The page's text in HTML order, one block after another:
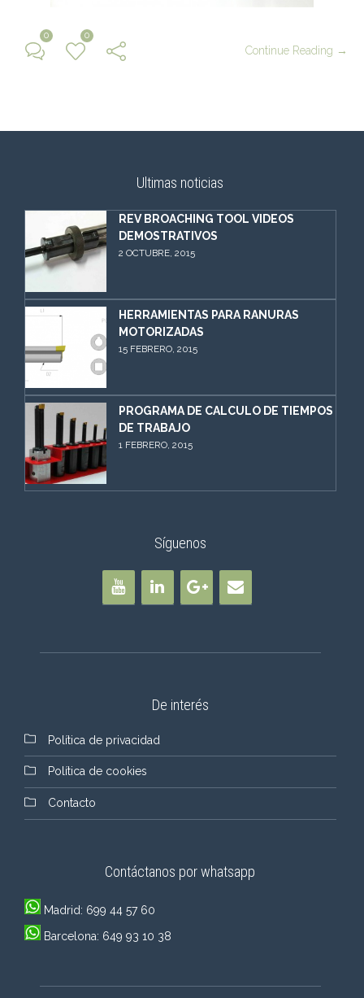
0 0
Continue Reading →
Ultimas noticias
REV BROACHING TOOL VIDEOS
DEMOSTRATIVOS
2 OCTUBRE, 2015
HERRAMIENTAS PARA RANURAS
MOTORIZADAS
15 FEBRERO, 2015
PROGRAMA DE CALCULO DE TIEMPOS
DE TRABAJO
1 FEBRERO, 2015
Síguenos
De interés
Política de privacidad
Política de cookies
Contacto
Contáctanos por whatsapp
Madrid: 699 44 57 60
Barcelona: 649 93 10 38